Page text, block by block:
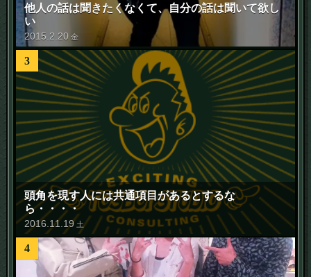
他人の話は聞きたくなくて、自分の話は聞いて欲し
い
2015 2 20 金
3
頭角を現す人には共通項目があるとするな
ら・・・・
2016 11 19 土
4